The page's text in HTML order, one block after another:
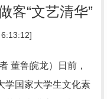
客“文艺清华”
董鲁皖龙）日前，
学国家大学生文化素